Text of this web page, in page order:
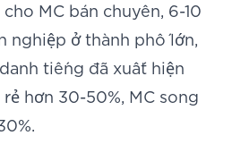
MC bán chuyên, 6-10
nghiệp ở thành phố lớn,
tiếng đã xuất hiện
rẻ hơn 30-50%, MC song